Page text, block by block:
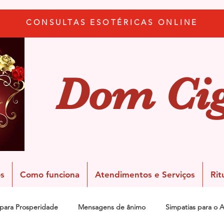
CONSULTAS ESOTÉRICAS ONLINE
Dom
Como funciona Atendimentos e Serviços
Prosperidade Mensagens de ânimo Simpatias para o